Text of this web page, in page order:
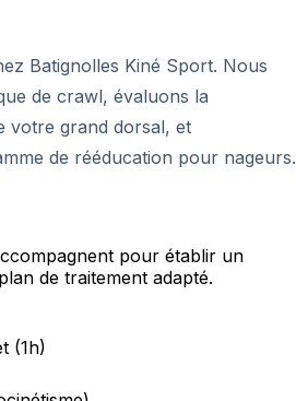
Batignolles Kiné Sport. Nous
de crawl, évaluons la
votre grand dorsal, et
de rééducation pour nageurs.
pour établir un
de traitement adapté.
(1h)